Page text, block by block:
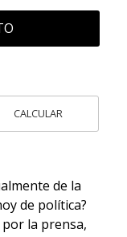
CALCULAR
de la
de política?
la prensa,